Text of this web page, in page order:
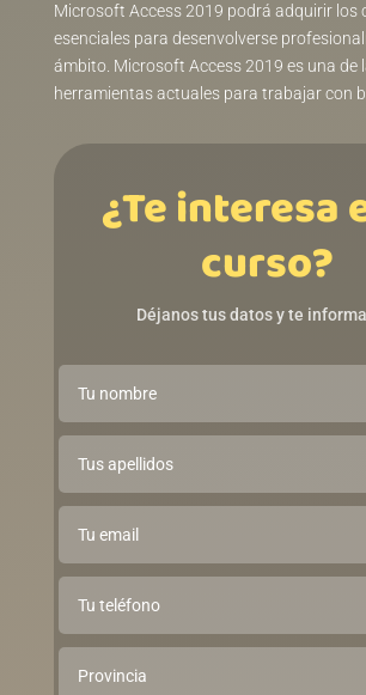
Microsoft Access 2019 podrá adquirir los
esenciales para desenvolverse
ámbito. Microsoft Access 2019 es una de
herramientas actuales para trabajar con
¿Te interesa
curso?
Déjanos tus datos y te